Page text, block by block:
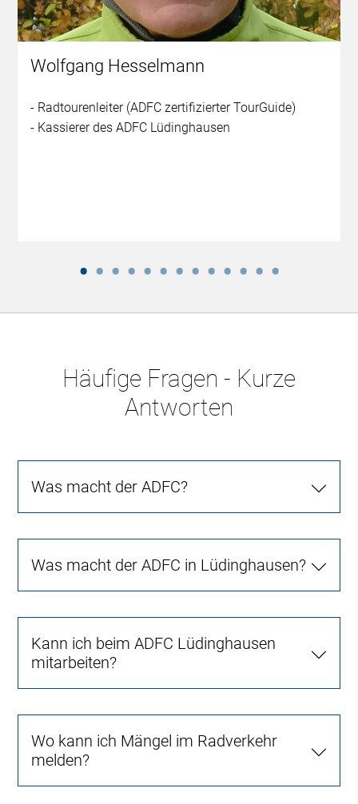
Wolfgang Hesselmann
- Radtourenleiter (ADFC zertifizierter TourGuide)
- Kassierer des ADFC Lüdinghausen
Häufige Fragen - Kurze
Antworten
Was macht der ADFC?
Was macht der ADFC in Lüdinghausen?
Kann ich beim ADFC Lüdinghausen
mitarbeiten?
Wo kann ich Mängel im Radverkehr
melden?